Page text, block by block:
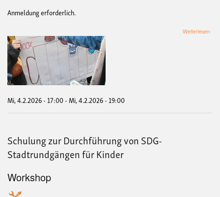
Anmeldung erforderlich.
Weiterlesen
Mi, 4.2.2026 - 17:00-Mi, 4.2.2026 - 19:00
Schulung zur Durchführung von SDG-
Stadtrundgängen für Kinder
Workshop